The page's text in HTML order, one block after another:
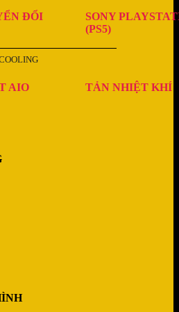
ĐỔI
SONY
(PS5)
AIO TẢN NHIỆT KHÍ